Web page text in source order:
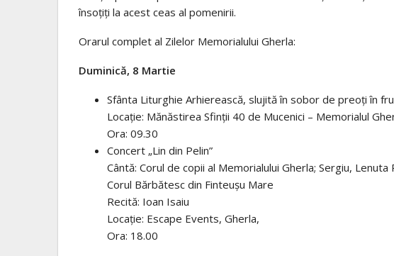
însoțiți la acest ceas al pomenirii.
Orarul complet al Zilelor Memorialului Gherla:
Duminică, 8 Martie
Sfânta Liturghie Arhierească, slujită în sobor de preoți în
Locație: Mănăstirea Sfinții 40 de Mucenici – Memorialul
Ora: 09.30
Concert „Lin din Pelin”
Cântă: Corul de copii al Memorialului Gherla; Sergiu,
Corul Bărbătesc din Finteușu Mare
Recită: Ioan Isaiu
Locație: Escape Events, Gherla,
Ora: 18.00